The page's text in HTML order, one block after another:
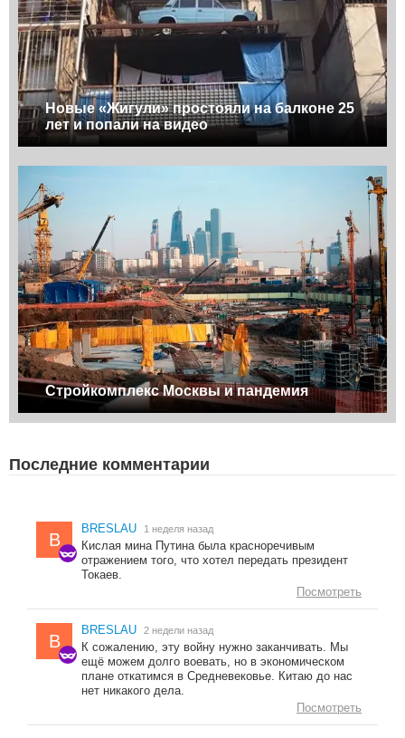
Новые «Жигули» простояли на балконе 25
лет и попали на видео
Стройкомплекс Москвы и пандемия
Последние комментарии
B
BRESLAU 1 неделя назад
Кислая мина Путина была красноречивым
отражением того, что хотел передать президент
Токаев.
Посмотреть
B
BRESLAU 2 недели назад
К сожалению, эту войну нужно заканчивать. Мы
ещё можем долго воевать, но в экономическом
плане откатимся в Средневековье. Китаю до нас
нет никакого дела.
Посмотреть